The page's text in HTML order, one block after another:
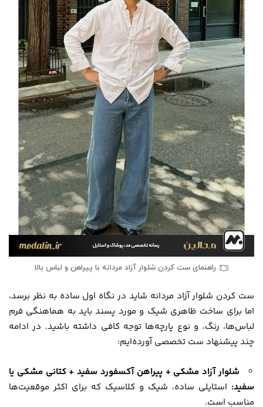
راهنمای ست کردن شلوار آزاد مردانه با پیراهن و لباس بالا
ست کردن شلوار آزاد مردانه شاید در نگاه اول ساده به نظر برسد،
اما برای ساخت ظاهری شیک و مورد پسند باید به هماهنگی فرم
لباس‌ها، رنگ، و نوع پارچه‌ها توجه کافی داشته باشید. در ادامه
چند پیشنهاد ست تخصصی آورده‌ایم:
شلوار آزاد مشکی + پیراهن آکسفورد سفید + کتانی مشکی یا
سفید: استایلی ساده، شیک و کلاسیک که برای اکثر موقعیت‌ها
مناسب است.